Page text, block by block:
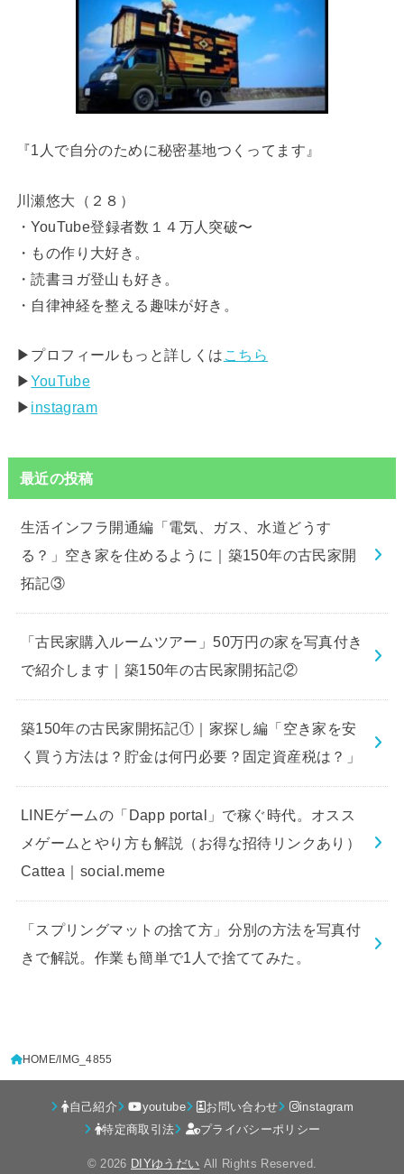
『1人で自分のために秘密基地つくってます』
川瀬悠大（２８）
・YouTube登録者数１４万人突破〜
・もの作り大好き。
・読書ヨガ登山も好き。
・自律神経を整える趣味が好き。
▶︎プロフィールもっと詳しくは こちら
▶︎YouTube
▶︎ instagram
最近の投稿
生活インフラ開通編「電気、ガス、水道どうす
る？」空き家を住めるように｜築150年の古民家開
拓記③
「古民家購入ルームツアー」50万円の家を写真付き
で紹介します｜築150年の古民家開拓記②
築150年の古民家開拓記①｜家探し編「空き家を安
く買う方法は？貯金は何円必要？固定資産税は？」
LINEゲームの「Dapp portal」で稼ぐ時代。オスス
メゲームとやり方も解説（お得な招待リンクあり）
Cattea｜social.meme
「スプリングマットの捨て方」分別の方法を写真付
きで解説。作業も簡単で1人で捨ててみた。
HOME IMG_4855
自己紹介 youtube お問い合わせ
instagram
特定商取引法
プライバシーポリシー
© 2026 DIYゆうだい All Rights Reserved.